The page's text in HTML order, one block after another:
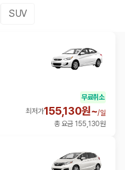
SUV
무료취소
최저가155,130원~/일
총 요금 155,130원